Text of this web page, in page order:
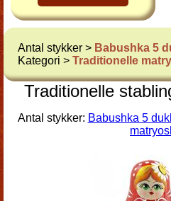
Antal stykker > Babushka 5
Kategori > Traditionelle
Traditionelle
Antal stykker: Babushka 5